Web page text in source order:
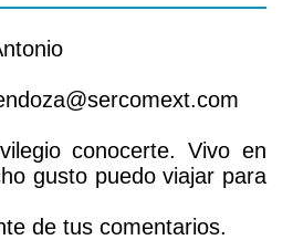
conocerte. Vivo en
gusto puedo viajar para
de tus comentarios.